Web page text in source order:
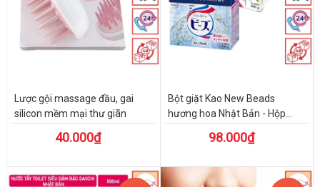
Lược gội massage đầu, gai
silicon mềm mại thư giãn
40.000₫
Bột giặt Kao New Beads
hương hoa Nhật Bản - Hộp...
98.000₫